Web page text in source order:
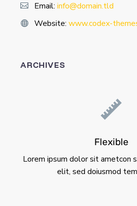
Email: info@domain.tld
Website: www.codex-
ARCHIVES
Flexible
Lorem ipsum dolor sit ametcon
elit, sed doiusmod